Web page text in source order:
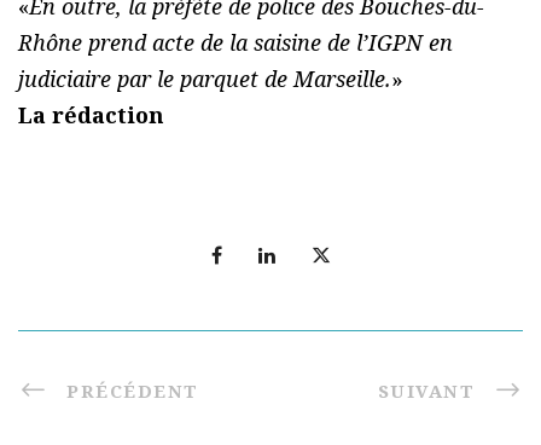
Rhône prend acte de la saisine de l’IGPN en
judiciaire par le parquet de Marseille.»
La rédaction
PRÉCÉDENT SUIVANT